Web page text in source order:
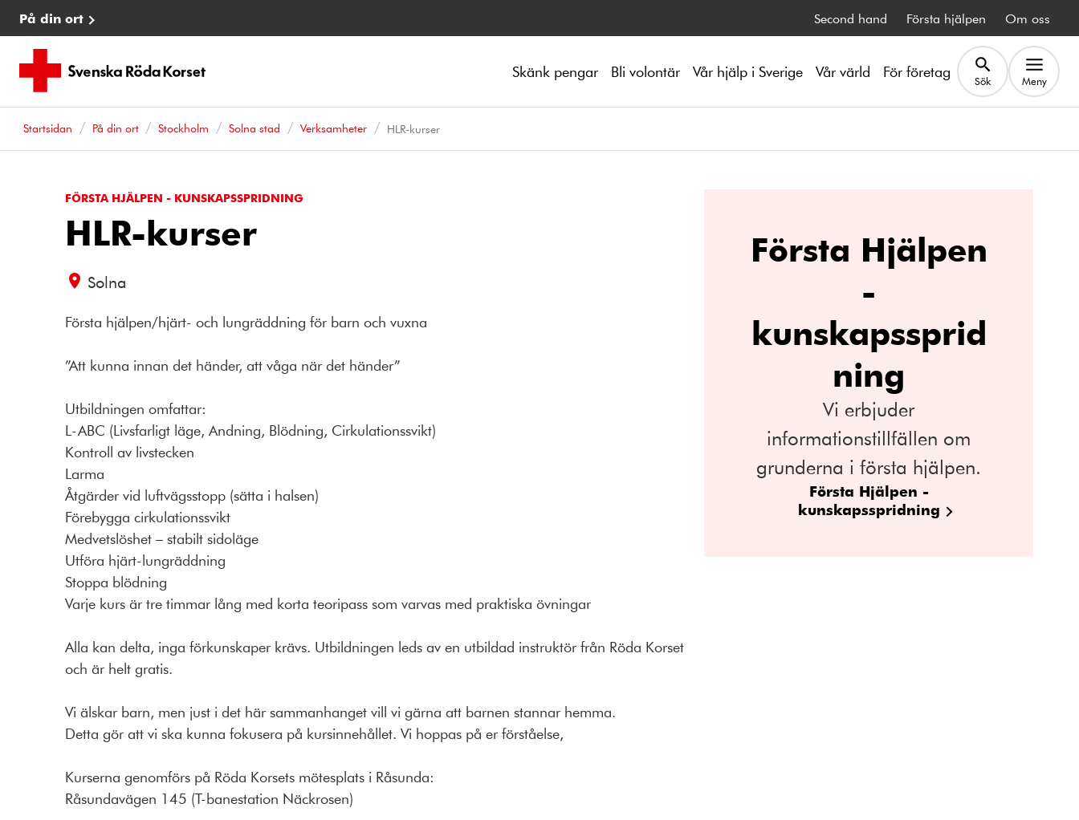
På din ort Second hand Första hjälpen Om oss
Skänk pengar Bli volontär Vår hjälp i Sverige Vår värld För företag Sök Meny
Startsidan På din ort Stockholm Solna stad Verksamheter HLR-kurser
FÖRSTA HJÄLPEN - KUNSKAPSSPRIDNING
HLR-kurser
Solna
Första hjälpen/hjärt- och lungräddning för barn och vuxna
”Att kunna innan det händer, att våga när det händer”
Utbildningen omfattar:
L-ABC (Livsfarligt läge, Andning, Blödning, Cirkulationssvikt)
Kontroll av livstecken
Larma
Åtgärder vid luftvägsstopp (sätta i halsen)
Förebygga cirkulationssvikt
Medvetslöshet – stabilt sidoläge
Utföra hjärt-lungräddning
Stoppa blödning
Varje kurs är tre timmar lång med korta teoripass som varvas med praktiska övningar
Alla kan delta, inga förkunskaper krävs. Utbildningen leds av en utbildad instruktör från Röda Korset
och är helt gratis.
Vi älskar barn, men just i det här sammanhanget vill vi gärna att barnen stannar hemma.
Detta gör att vi ska kunna fokusera på kursinnehållet. Vi hoppas på er förståelse,
Kurserna genomförs på Röda Korsets mötesplats i Råsunda:
Råsundavägen 145 (T-banestation Näckrosen)
Första Hjälpen
-
kunskapssprid
ning
Vi erbjuder
informationstillfällen om
grunderna i första hjälpen.
Första Hjälpen -
kunskapsspridning